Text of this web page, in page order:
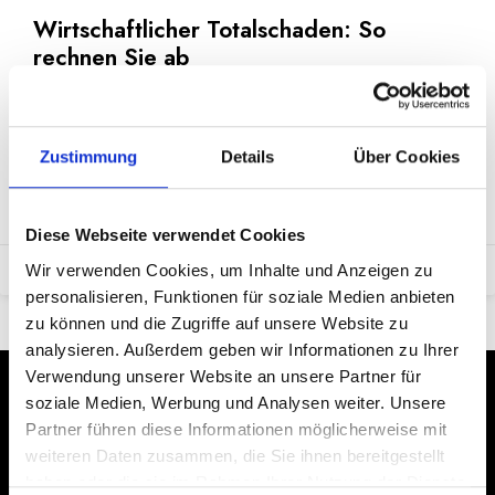
Zustimmung Details Über Cookies
Diese Webseite verwendet Cookies
Wir verwenden Cookies, um Inhalte und Anzeigen zu
personalisieren, Funktionen für soziale Medien anbieten
zu können und die Zugriffe auf unsere Website zu
analysieren. Außerdem geben wir Informationen zu Ihrer
Verwendung unserer Website an unsere Partner für
soziale Medien, Werbung und Analysen weiter. Unsere
Partner führen diese Informationen möglicherweise mit
weiteren Daten zusammen, die Sie ihnen bereitgestellt
Wirtschaftlicher Totalschaden: So
rechnen Sie ab
Wirtschaftlicher Totalschaden: Was ist das? Eine
Sekunde nicht aufgepasst, schon ist es passiert: ein
schwerer
Januar 6, 2023